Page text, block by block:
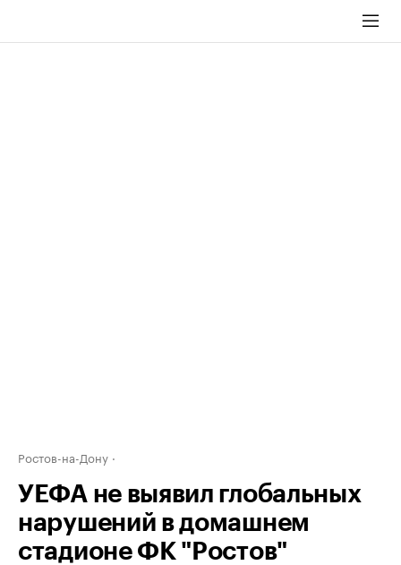
Ростов-на-Дону
УЕФА не выявил глобальных
нарушений в домашнем
стадионе ФК "Ростов"